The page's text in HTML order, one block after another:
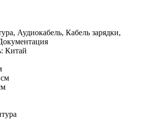
Аудиокабель, Кабель зарядки,
Китай